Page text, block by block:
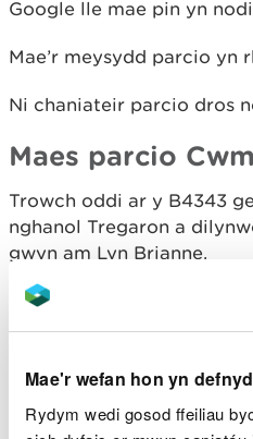
Mae'r wefan hon yn
Rydym wedi gosod ffeiliau
Google lle mae pin yn
Mae’r meysydd parcio yn
Ni chaniateir parcio dros
Maes parcio
Trowch oddi ar y B4343
nghanol Tregaron a
gwyn am Lyn Brianne.
Parhewch ar hyd yr
mae’r trac i faes parcio